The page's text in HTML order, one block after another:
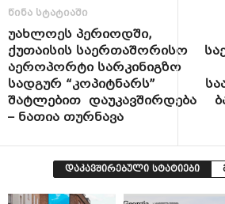
წინა სტატიაში
უახლოეს პერიოდში,
ქუთაისის საერთაშორისო
აეროპორტი სარკინიგზო
სადგურ “კოპიტნარს”
შატლებით დაუკავშირდება
– ნათია თურნავა
დაკავშირებული სტატიები